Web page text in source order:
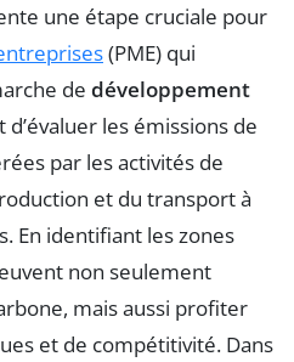
une étape cruciale pour
(PME) qui
de développement
les émissions de
par les activités de
et du transport à
En identifiant les zones
non seulement
mais aussi profiter
et de compétitivité. Dans